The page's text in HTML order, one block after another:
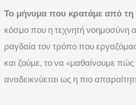
Το μήνυμα που κρατάμε από
κόσμο που η τεχνητή νοημοσύνη
ραγδαία τον τρόπο που
και ζούμε, το να «μαθαίνουμε
αναδεικνύεται ως η πιο